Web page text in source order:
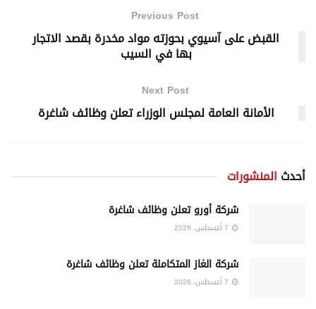
Previous Post
القبض على آسيوي بحوزته مواد مخدرة بقصد الاتجار
بها في السيب
Next Post
الأمانة العامة لمجلس الوزراء تعلن وظائف شاغرة
أحدث المنشورات
شركة أورو تعلن وظائف شاغرة
شركة الغاز المتكاملة تعلن وظائف شاغرة